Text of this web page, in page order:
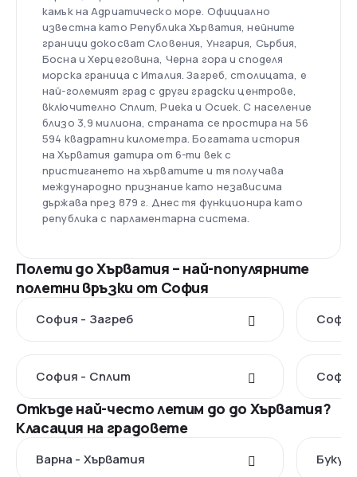
камък на Адриатическо море. Официално
известна като Република Хърватия, нейните
граници докосват Словения, Унгария, Сърбия,
Босна и Херцеговина, Черна гора и споделя
морска граница с Италия. Загреб, столицата, е
най-големият град с други градски центрове,
включително Сплит, Риека и Осиек. С население
близо 3,9 милиона, страната се простира на 56
594 квадратни километра. Богатата история
на Хърватия датира от 6-ти век с
пристигането на хърватите и тя получава
международно признание като независима
държава през 879 г. Днес тя функционира като
република с парламентарна система.
Полети до Хърватия – най-популярните
полетни връзки от София
София - Загреб
София - Сплит
Откъде най-често летим до до Хърватия?
Класация на градовете
Варна - Хърватия